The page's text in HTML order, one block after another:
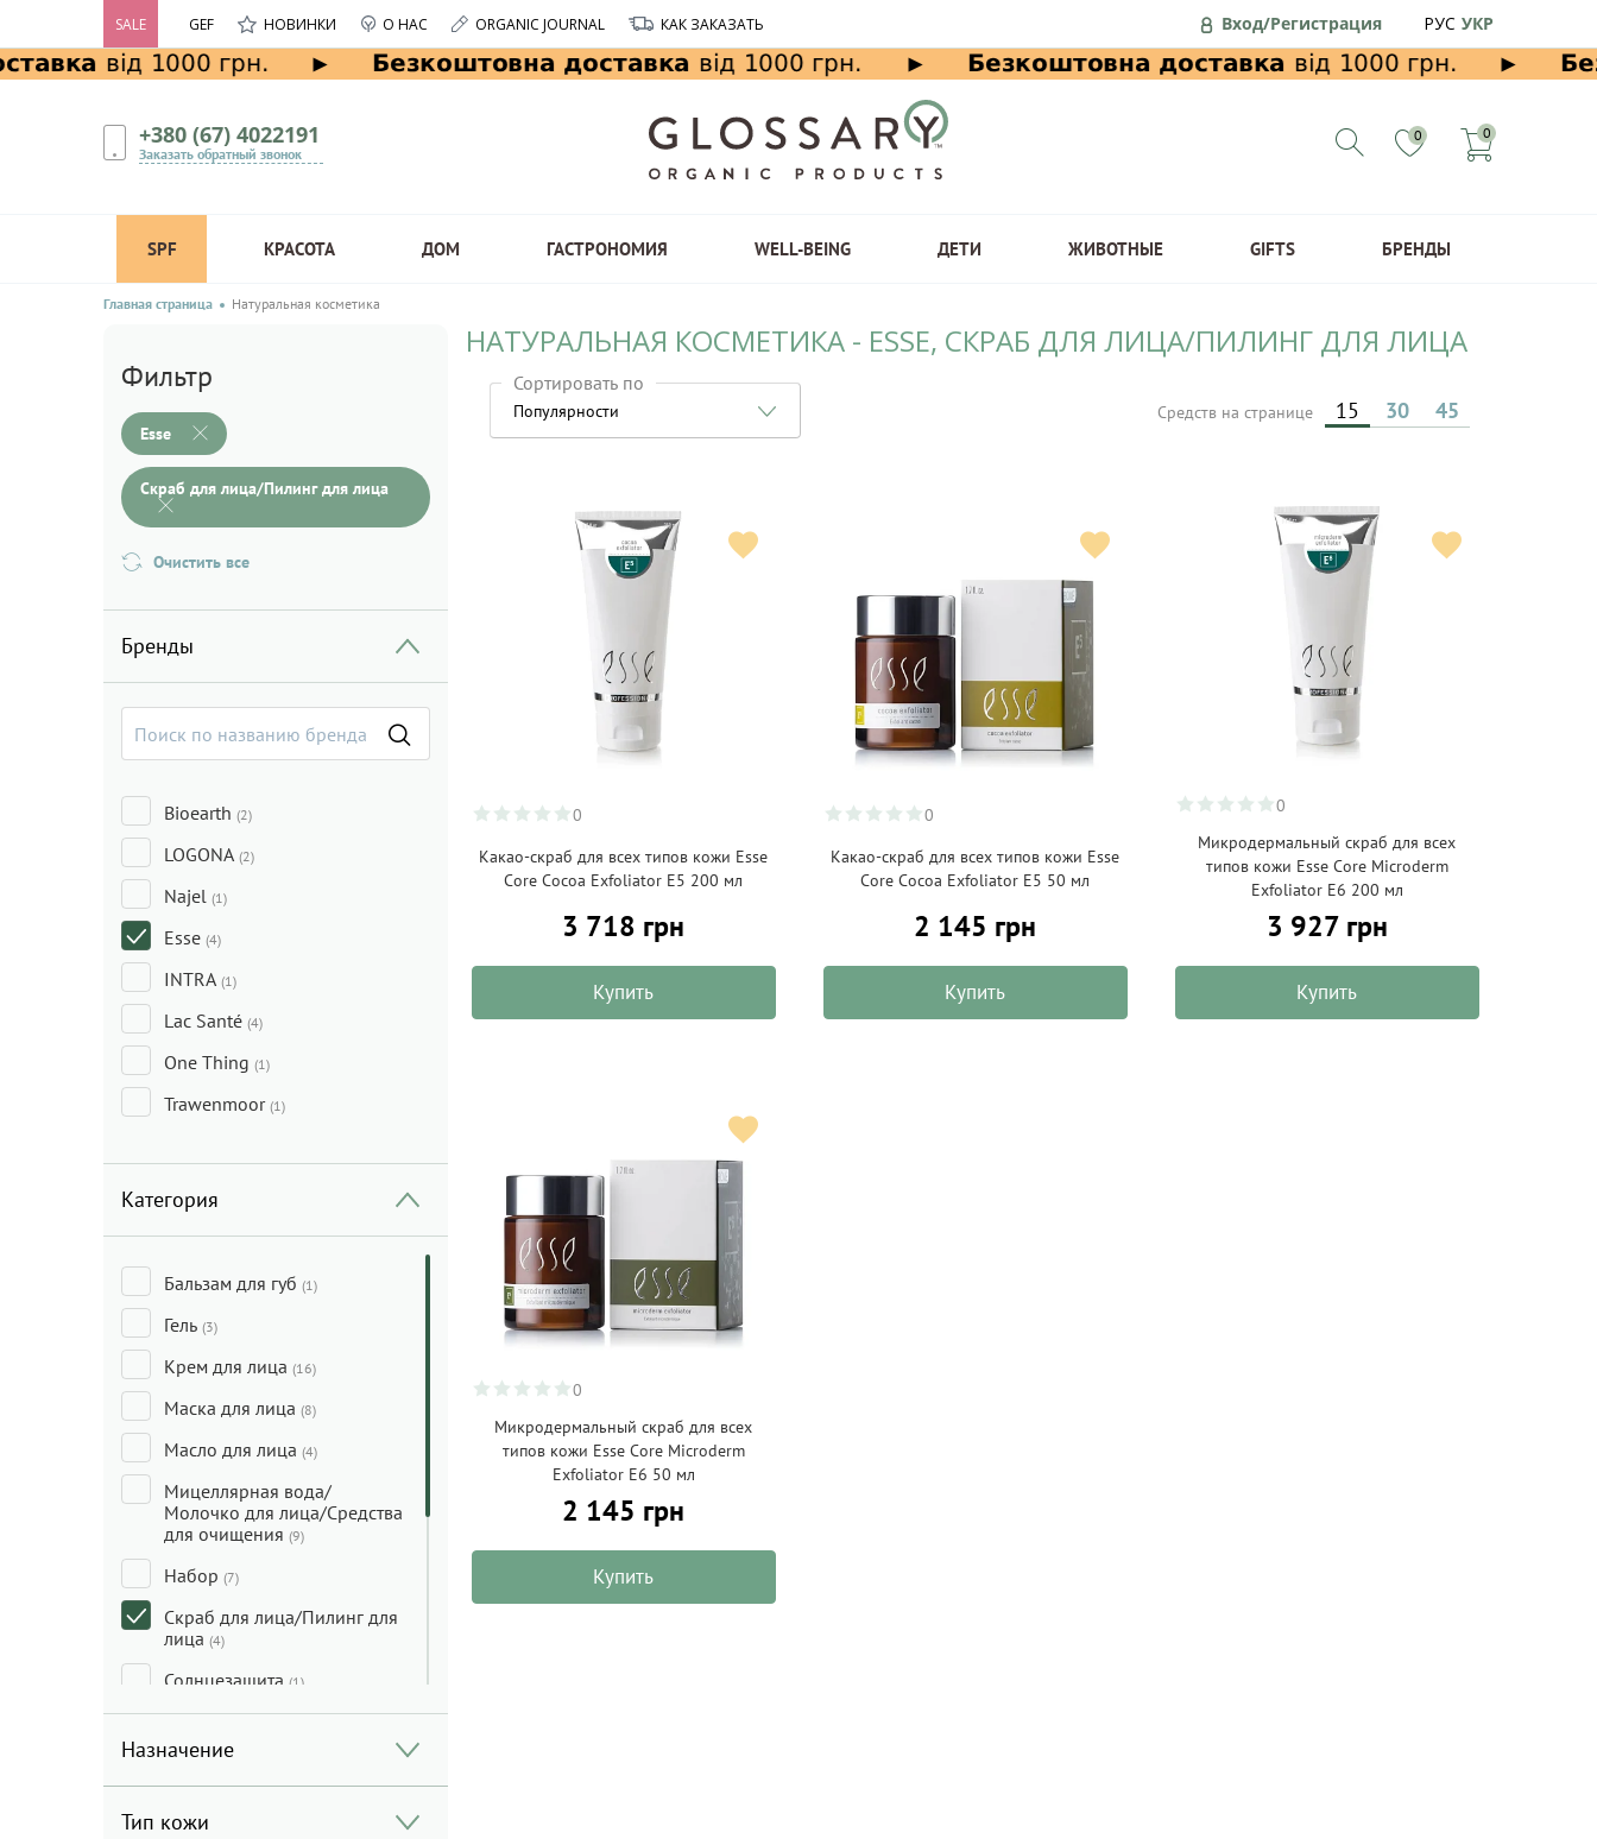
SALE GEF НОВИНКИ О НАС ORGANIC JOURNAL КАК ЗАКАЗАТЬ Вход/Регистрация РУС УКР
+380 (67) 4022191
Заказать обратный звонок
0 0
SPF КРАСОТА ДОМ ГАСТРОНОМИЯ WELL-BEING ДЕТИ ЖИВОТНЫЕ GIFTS БРЕНДЫ
Главная страница Натуральная косметика
Фильтр
Esse
Скраб для лица/Пилинг для лица
Очистить все
Бренды
Bioearth (2)
LOGONA (2)
Najel (1)
Esse (4)
INTRA (1)
Lac Santé (4)
One Thing (1)
Trawenmoor (1)
Категория
Бальзам для губ (1)
Гель (3)
Крем для лица (16)
Маска для лица (8)
Масло для лица (4)
Мицеллярная вода/
Молочко для лица/Средства
для очищения (9)
Набор (7)
Скраб для лица/Пилинг для
лица (4)
Солнцезащита (1)
Сыворотка для лица
Тональные средства/
Консилеры/Праймеры(8)
Тоник/Мист
Назначение
Тип кожи
НАТУРАЛЬНАЯ КОСМЕТИКА - ESSE, СКРАБ ДЛЯ ЛИЦА/ПИЛИНГ ДЛЯ ЛИЦА
Сортировать по
Популярности Средств на странице 15 30 45
0
Какао-скраб для всех типов кожи Esse
Core Cocoa Exfoliator E5 200 мл
3 718 грн
Купить
0
Какао-скраб для всех типов кожи Esse
Core Cocoa Exfoliator E5 50 мл
2 145 грн
Купить
0
Микродермальный скраб для всех
типов кожи Esse Core Microderm
Exfoliator E6 200 мл
3 927 грн
Купить
0
Микродермальный скраб для всех
типов кожи Esse Core Microderm
Exfoliator E6 50 мл
2 145 грн
Купить